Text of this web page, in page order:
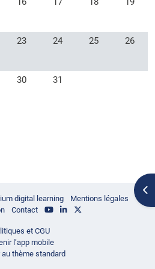
octobre
mardi 21 octobre
événement, mercredi 22 octobre
Aucun événement, jeudi 23 octobre
23 Aucun événement,
24 Aucun
25 Aucun
26
octobre
mardi 28 octobre
événement, mercredi 29 octobre
Aucun événement, jeudi 30 octobre
30 Aucun événement,
31
digital learning
Mentions légales
Contact
et CGU
l’app mobile
au thème standard